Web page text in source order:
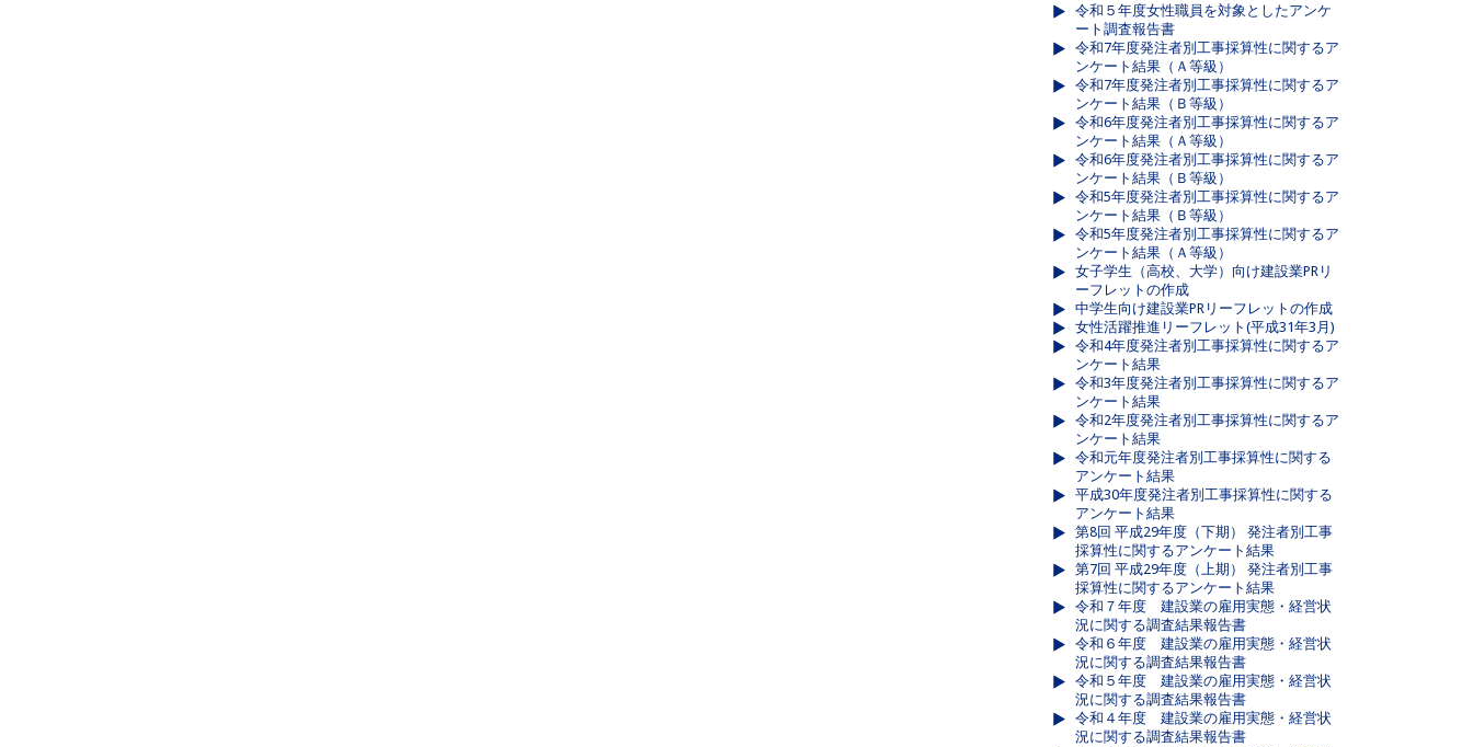
令和５年度女性職員を対象としたアンケ
ート調査報告書
令和7年度発注者別工事採算性に関するア
ンケート結果（Ａ等級）
令和7年度発注者別工事採算性に関するア
ンケート結果（Ｂ等級）
令和6年度発注者別工事採算性に関するア
ンケート結果（Ａ等級）
令和6年度発注者別工事採算性に関するア
ンケート結果（Ｂ等級）
令和5年度発注者別工事採算性に関するア
ンケート結果（Ｂ等級）
令和5年度発注者別工事採算性に関するア
ンケート結果（Ａ等級）
女子学生（高校、大学）向け建設業PRリ
ーフレットの作成
中学生向け建設業PRリーフレットの作成
女性活躍推進リーフレット(平成31年3月)
令和4年度発注者別工事採算性に関するア
ンケート結果
令和3年度発注者別工事採算性に関するア
ンケート結果
令和2年度発注者別工事採算性に関するア
ンケート結果
令和元年度発注者別工事採算性に関する
アンケート結果
平成30年度発注者別工事採算性に関する
アンケート結果
第8回 平成29年度（下期） 発注者別工事
採算性に関するアンケート結果
第7回 平成29年度（上期） 発注者別工事
採算性に関するアンケート結果
令和７年度 建設業の雇用実態・経営状
況に関する調査結果報告書
令和６年度 建設業の雇用実態・経営状
況に関する調査結果報告書
令和５年度 建設業の雇用実態・経営状
況に関する調査結果報告書
令和４年度 建設業の雇用実態・経営状
況に関する調査結果報告書